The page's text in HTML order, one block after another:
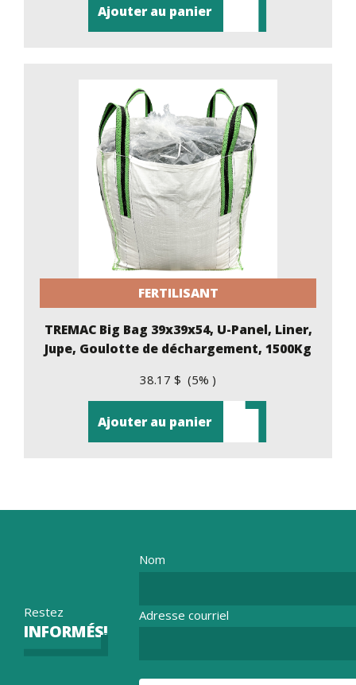
Ajouter au panier
FERTILISANT
TREMAC Big Bag 39x39x54, U-Panel, Liner,
Jupe, Goulotte de déchargement, 1500Kg
38.17 $ (5% )
Ajouter au panier
Restez
INFORMÉS!
Nom
Adresse courriel